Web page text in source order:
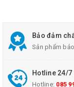
Bảo đảm
Sản phẩm
Hotline 24/7
Hotline: 085